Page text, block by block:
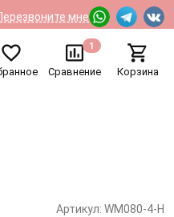
мне
Сравнение
1
Корзина
Артикул: WM080-4-H